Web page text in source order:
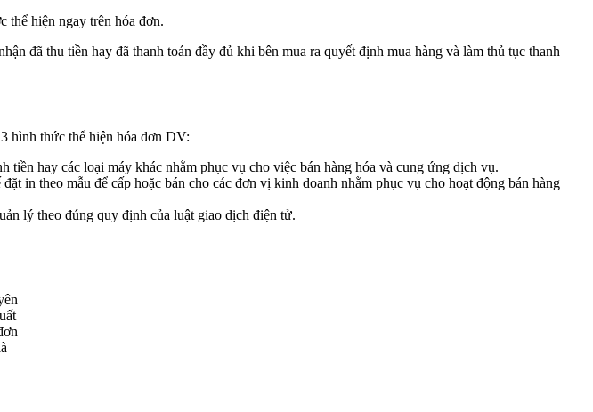
hiện ngay trên hóa đơn.
đã thu tiền hay đã thanh toán đầy đủ khi bên mua ra quyết định mua hàng và làm thủ tục thanh
hình thức thể hiện hóa đơn DV:
hay các loại máy khác nhằm phục vụ cho việc bán hàng hóa và cung ứng dịch vụ.
in theo mẫu để cấp hoặc bán cho các đơn vị kinh doanh nhằm phục vụ cho hoạt động bán hàng
lý theo đúng quy định của luật giao dịch điện tử.